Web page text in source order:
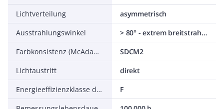
Lichtverteilung
asymmetrisch
Ausstrahlungswinkel
> 80° - extrem breitstrahlend
Farbkonsistenz (McAdam-Ellipse)
SDCM2
Lichtaustritt
direkt
Energieeffizienzklasse der Lichtquelle nach EU-Richtlinie 2019/2015
F